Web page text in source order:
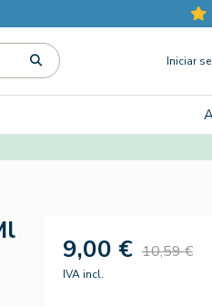
Iniciar
9,00 € 10,59 €
IVA incl.